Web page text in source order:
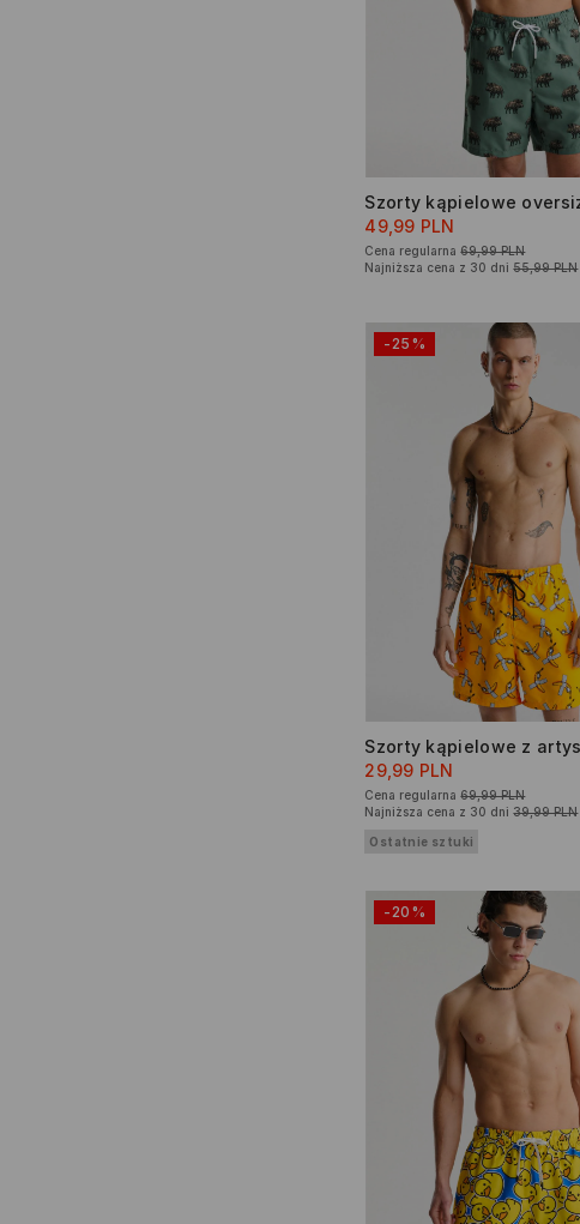
49,99 PLN
Cena regularna 69,99 PLN
Najniższa cena z 30 dni 55,99 PLN
-25%
29,99 PLN
Cena regularna 69,99 PLN
Najniższa cena z 30 dni 39,99 PLN
Ostatnie sztuki
-20%